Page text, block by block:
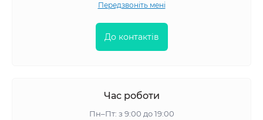
Передзвоніть мені
До контактів
Час роботи
Пн–Пт: з 9:00 до 19:00